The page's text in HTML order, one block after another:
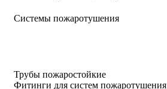
Системы пожаротушения
Трубы пожаростойкие
Фитинги для систем пожаротушения